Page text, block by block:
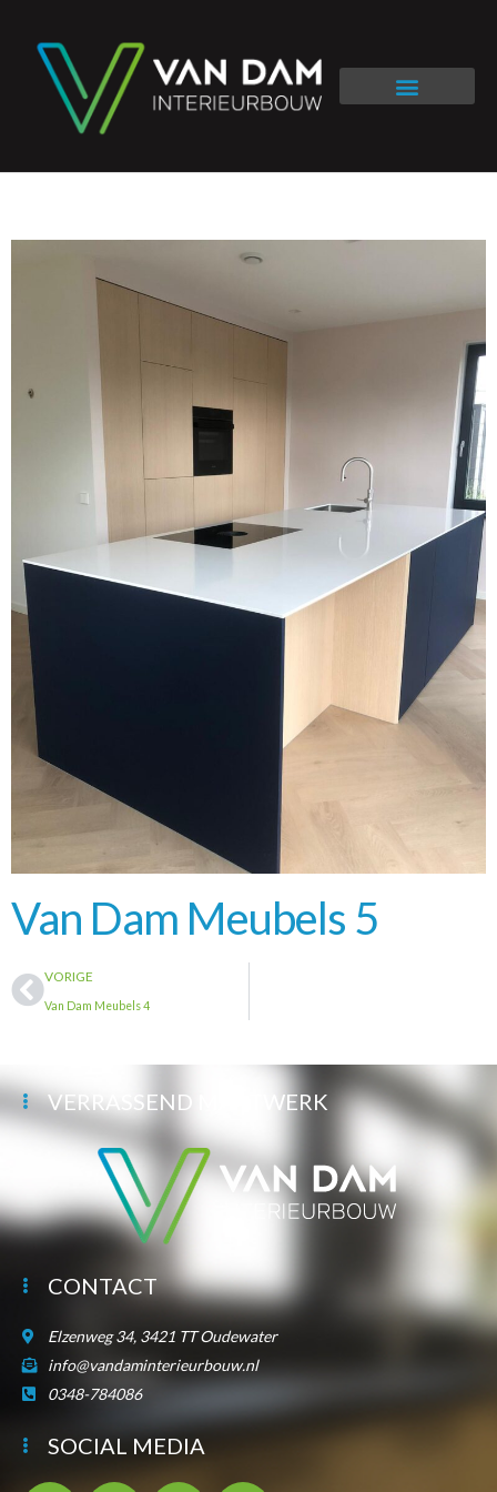
Van Dam Meubels 5
VORIGE
Van Dam Meubels 4
VERRASSEND MAATWERK
CONTACT
Elzenweg 34, 3421 TT Oudewater
info@vandaminterieurbouw.nl
0348-784086
SOCIAL MEDIA